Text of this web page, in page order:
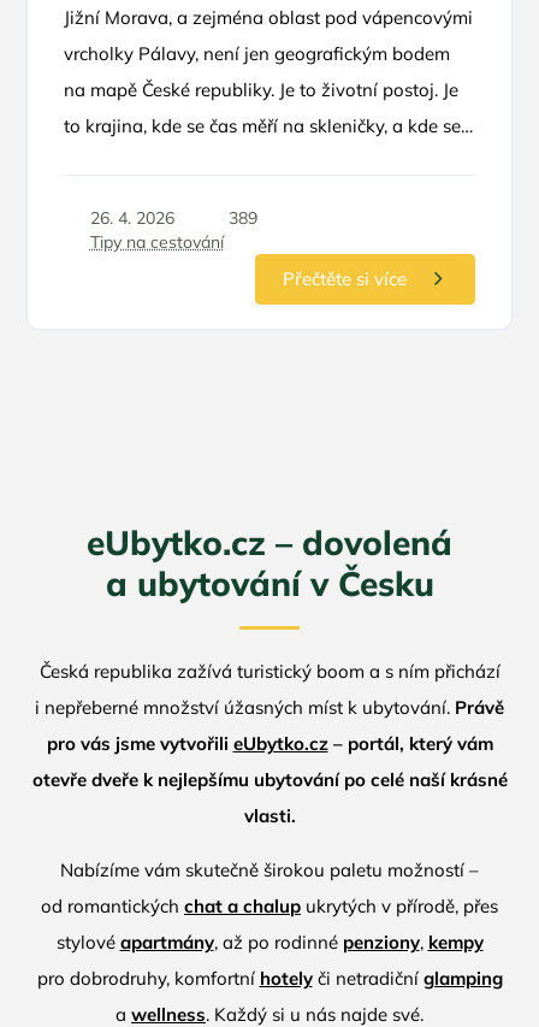
Jižní Morava, a zejména oblast pod vápencovými
vrcholky Pálavy, není jen geografickým bodem
na mapě České republiky. Je to životní postoj. Je
to krajina, kde se čas měří na skleničky, a kde se
koloběhu, není lepší volby než se ubytovat přímo
u zdroje – v penzionech, které jsou přímou
součástí vinných sklípků. Tento zážitek v sobě
26. 4. 2026
389
Tipy na cestování
Přečtěte si více
eUbytko.cz – dovolená
a ubytování v Česku
Česká republika zažívá turistický boom a s ním přichází
i nepřeberné množství úžasných míst k ubytování. Právě
pro vás jsme vytvořili eUbytko.cz– portál, který vám
otevře dveře k nejlepšímu ubytování po celé naší krásné
vlasti.
Nabízíme vám skutečně širokou paletu možností –
od romantických chat a chalup ukrytých v přírodě, přes
stylové apartmány, až po rodinné penziony, kempy
pro dobrodruhy, komfortní hotelyči netradiční glamping
a wellness. Každý si u nás najde své.